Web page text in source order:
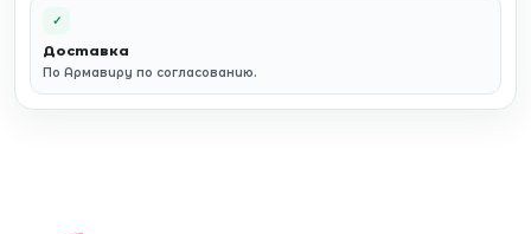
✓
Доставка
По Армавиру по согласованию.